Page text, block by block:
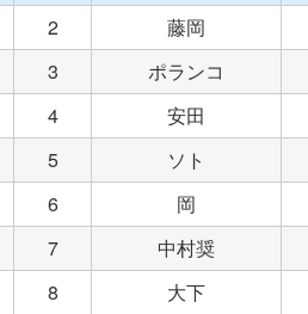
2
藤岡
3
ポランコ
4
安田
5
ソト
6
岡
7
中村奨
8 大下